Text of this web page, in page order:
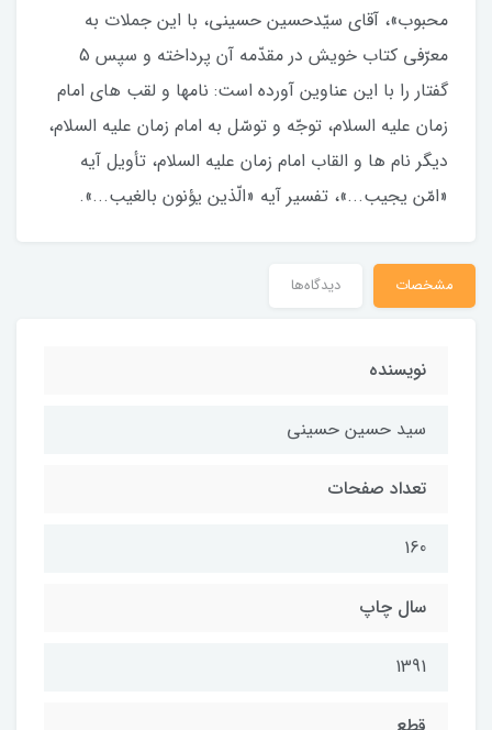
محبوب»، آقاى سيّدحسين حسينى، با اين جملات به
معرّفى كتاب خويش در مقدّمه‏ آن پرداخته و سپس 5
گفتار را با این عناوین آورده است: نام‏ها و لقب‏ هاى امام
زمان عليه‏ السلام، توجّه و توسّل به امام زمان عليه‏ السلام،
ديگر نام‏ ها و القاب امام زمان عليه‏ السلام، تأويل آيه‏
«امّن يجيب...»، تفسير آيه‏ «الّذين يؤنون بالغيب...».
مشخصات دیدگاه‌ها
نويسنده
سيد حسين حسيني
تعداد صفحات
160
سال چاپ
1391